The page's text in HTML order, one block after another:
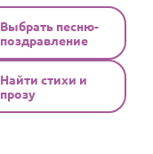
Выбрать песню-
поздравление
Найти стихи и
прозу